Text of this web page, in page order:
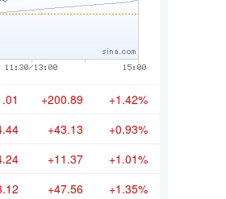
+200.89 +1.42%
+43.13 +0.93%
+11.37 +1.01%
+47.56 +1.35%